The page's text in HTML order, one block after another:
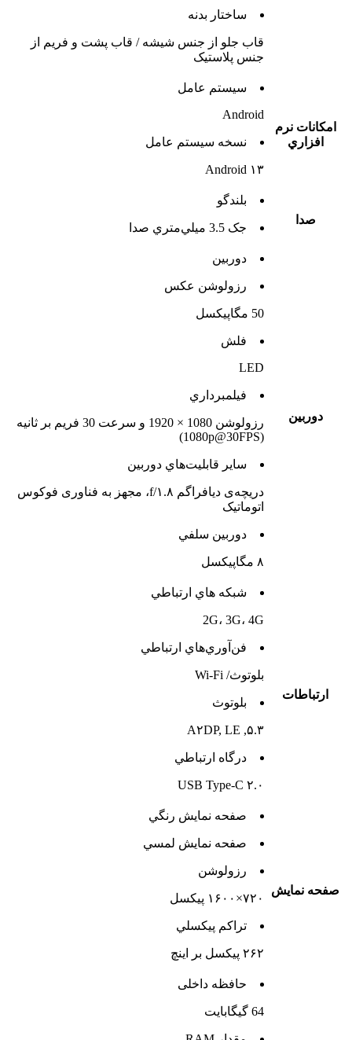
ساختار بدنه
قاب جلو از جنس شیشه / قاب پشت و فریم از
جنس پلاستیک
امکانات نرم
افزاري
سيستم عامل
Android
نسخه سيستم عامل
Android ۱۳
صدا
بلندگو
جک 3.5 ميلي‌متري صدا
دوربين
دوربين
رزولوشن عکس
50 مگاپیکسل
فلش
LED
فيلمبرداري
رزولوشن 1080 × 1920 و سرعت 30 فریم بر ثانیه
(1080p@30FPS)
ساير قابليت‌هاي دوربين
دریچه‌ی دیافراگم f/۱.۸، مجهز به فناوری فوکوس
اتوماتیک
دوربين سلفي
۸ مگاپیکسل
ارتباطات
شبکه هاي ارتباطي
2G، 3G، 4G
فن‌آوري‌هاي ارتباطي
بلوتوث/ Wi-Fi
بلوتوث
۵.۳, A۲DP, LE
درگاه ارتباطي
USB Type-C ۲.۰
صفحه نمايش
صفحه نمايش رنگي
صفحه نمايش لمسي
رزولوشن
۷۲۰×۱۶۰۰ پیکسل
تراکم پيکسلي
۲۶۲ پیکسل بر اینچ
حافظه داخلی
64 گيگابايت